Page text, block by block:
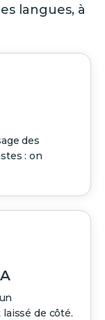
langues, à
des
: on
de côté.